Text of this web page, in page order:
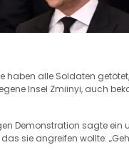
haben alle Soldaten
Insel Zmiinyi, auch
Demonstration sagte ein
sie angreifen wollte: